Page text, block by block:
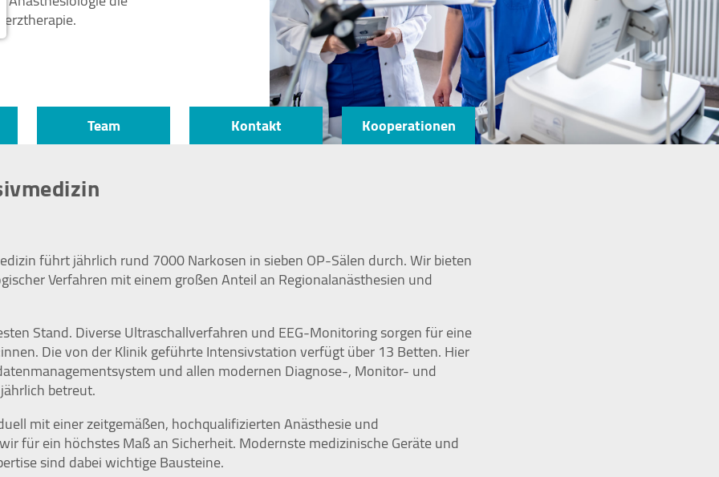
Team Kontakt Kooperationen
führt jährlich rund 7000 Narkosen in sieben OP-Sälen durch. Wir bieten
Verfahren mit einem großen Anteil an Regionalanästhesien und
Stand. Diverse Ultraschallverfahren und EEG-Monitoring sorgen für eine
Die von der Klinik geführte Intensivstation verfügt über 13 Betten. Hier
und allen modernen Diagnose-, Monitor- und
betreut.
mit einer zeitgemäßen, hochqualifizierten Anästhesie und
für ein höchstes Maß an Sicherheit. Modernste medizinische Geräte und
sind dabei wichtige Bausteine.